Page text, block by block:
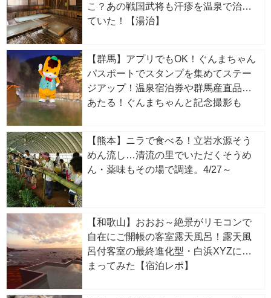
こ？あの戦国武将も汗疹を温泉で治し
ていた！【湯治】
【群馬】アプリでもOK！ぐんまちゃん
パスポートでスタンプを集めてステー
ジアップ！温泉宿泊券や群馬産直品が
あたる！ぐんまちゃんと記念撮影も
【熊本】ニラで食べる！立岩水源そう
めん流し…清流の里でいただくそうめ
ん・薬味もその場で調達。4/27～
【和歌山】おおお～絶景がリモコンで
自在にご開帳の客室露天風呂！露天風
呂付客室の最終進化型・白浜XYZに泊
まってみた【宿泊レポ】